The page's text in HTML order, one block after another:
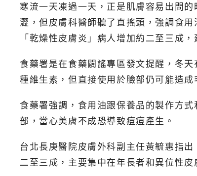
寒流一天凍過一天，正是肌膚容易出問
澀，但皮膚科醫師聽了直搖頭，強調食
「乾燥性皮膚炎」病人增加約二至三成
食藥署是在食藥闢謠專區發文提醒，冬
種維生素，但直接使用於臉部仍可能造成
食藥署強調，食用油跟保養品的製作方
部，當心美膚不成恐導致痘痘產生。
台北長庚醫院皮膚外科副主任黃毓惠指
二至三成，主要集中在年長者和異位性皮